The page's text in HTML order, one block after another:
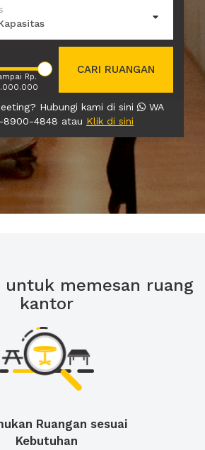
Rp.
CARI RUANGAN
Hubungi kami di sini
WA
8900-4848 atau Klik di sini
untuk memesan ruang
kantor
Ruangan sesuai
Kebutuhan